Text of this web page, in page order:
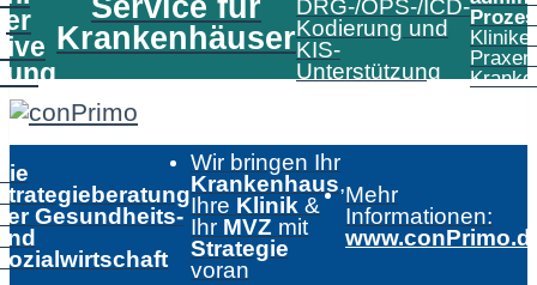
Service für
Krankenhäuser
DRG-/OPS-/ICD-
Kodierung und
KIS-
Unterstützung
Gesundheits-
Wir bringen Ihr
Krankenhaus,
Ihre Klinik &
Ihr MVZ mit
Strategie
voran
Mehr
Informationen: